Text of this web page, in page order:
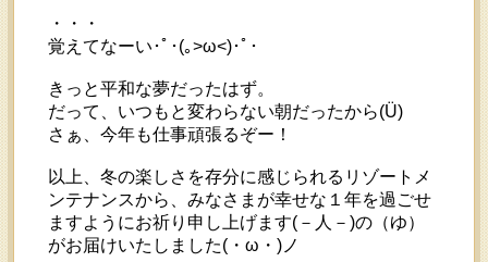
・・・
覚えてなーい･ﾟ･(｡>ω<)･ﾟ･
きっと平和な夢だったはず。
だって、いつもと変わらない朝だったから(Ü)
さぁ、今年も仕事頑張るぞー！
以上、冬の楽しさを存分に感じられるリゾートメ
ンテナンスから、みなさまが幸せな１年を過ごせ
ますようにお祈り申し上げます(－人－)の（ゆ）
がお届けいたしました(・ω・)ノ